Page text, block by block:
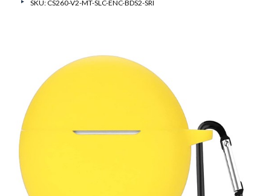
SKU: CS260-V2-MT-SLC-ENC-BDS2-SRI